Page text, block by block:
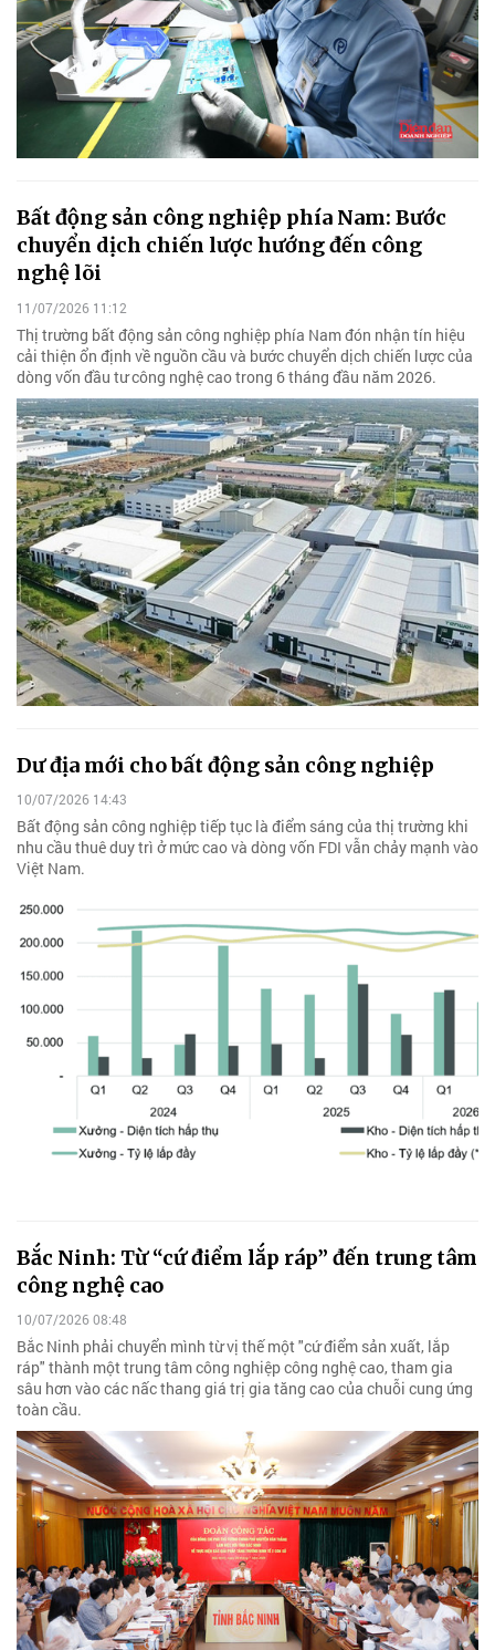
Bất động sản công nghiệp phía Nam: Bước
chuyển dịch chiến lược hướng đến công
nghệ lõi
11/07/2026 11:12
Thị trường bất động sản công nghiệp phía Nam đón nhận tín hiệu
cải thiện ổn định về nguồn cầu và bước chuyển dịch chiến lược của
dòng vốn đầu tư công nghệ cao trong 6 tháng đầu năm 2026.
Dư địa mới cho bất động sản công nghiệp
10/07/2026 14:43
Bất động sản công nghiệp tiếp tục là điểm sáng của thị trường khi
nhu cầu thuê duy trì ở mức cao và dòng vốn FDI vẫn chảy mạnh vào
Việt Nam.
Bắc Ninh: Từ “cứ điểm lắp ráp” đến trung tâm
công nghệ cao
10/07/2026 08:48
Bắc Ninh phải chuyển mình từ vị thế một "cứ điểm sản xuất, lắp
ráp" thành một trung tâm công nghiệp công nghệ cao, tham gia
sâu hơn vào các nấc thang giá trị gia tăng cao của chuỗi cung ứng
toàn cầu.